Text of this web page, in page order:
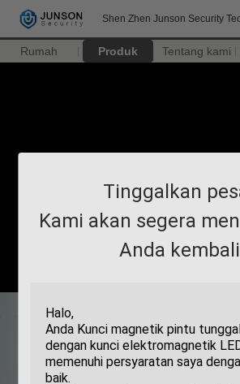
Shen Zhen Junson Security
Rumah Produk Tentang kami
Tinggalkan
Kami akan segera
Anda